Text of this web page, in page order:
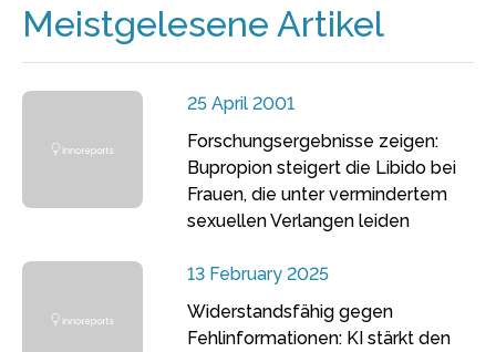
Meistgelesene Artikel
25 April 2001
Forschungsergebnisse zeigen:
Bupropion steigert die Libido bei
Frauen, die unter vermindertem
sexuellen Verlangen leiden
13 February 2025
Widerstandsfähig gegen
Fehlinformationen: KI stärkt den